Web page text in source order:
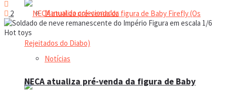
Manual do colecionador
Notícias
NECA atualiza pré-venda da figura de Baby
2